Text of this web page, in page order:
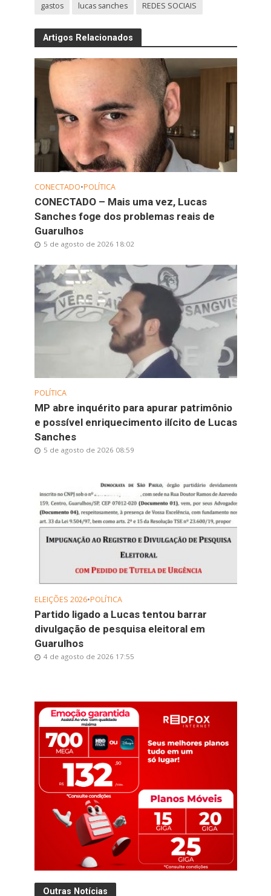
gastos
lucas sanches REDES SOCIAIS
Artigos Relacionados
CONECTADO•POLÍTICA
CONECTADO – Mais uma vez, Lucas
Sanches foge dos problemas reais de
Guarulhos
5 de agosto de 2026 18:02
POLÍTICA
MP abre inquérito para apurar patrimônio
e possível enriquecimento ilícito de Lucas
Sanches
5 de agosto de 2026 08:59
ELEIÇÕES 2026•POLÍTICA
Partido ligado a Lucas tentou barrar
divulgação de pesquisa eleitoral em
Guarulhos
4 de agosto de 2026 17:55
Outras Notícias